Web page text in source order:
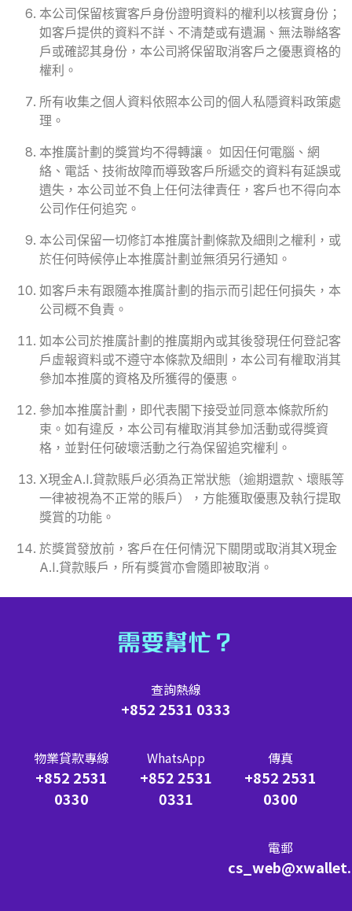
本公司保留核實客戶身份證明資料的權利以核實身份；
如客戶提供的資料不詳、不清楚或有遺漏、無法聯絡客
戶或確認其身份，本公司將保留取消客戶之優惠資格的
權利。
所有收集之個人資料依照本公司的個人私隱資料政策處
理。
本推廣計劃的獎賞均不得轉讓。 如因任何電腦、網
絡、電話、技術故障而導致客戶所遞交的資料有延誤或
遺失，本公司並不負上任何法律責任，客戶也不得向本
公司作任何追究。
本公司保留一切修訂本推廣計劃條款及細則之權利，或
於任何時候停止本推廣計劃並無須另行通知。
如客戶未有跟隨本推廣計劃的指示而引起任何損失，本
公司概不負責。
如本公司於推廣計劃的推廣期內或其後發現任何登記客
戶虛報資料或不遵守本條款及細則，本公司有權取消其
參加本推廣的資格及所獲得的優惠。
參加本推廣計劃，即代表閣下接受並同意本條款所約
束。如有違反，本公司有權取消其參加活動或得獎資
格，並對任何破壞活動之行為保留追究權利。
X現金A.I.貸款賬戶必須為正常狀態（逾期還款、壞賬等
一律被視為不正常的賬戶），方能獲取優惠及執行提取
獎賞的功能。
於獎賞發放前，客戶在任何情況下關閉或取消其X現金
A.I.貸款賬戶，所有獎賞亦會隨即被取消。
需要幫忙？
查詢熱線
+852 2531 0333
物業貸款專線
+852 2531
0330
WhatsApp
+852 2531
0331
傳真
+852 2531
0300
電郵